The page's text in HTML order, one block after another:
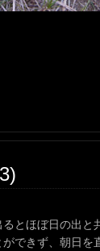
とほぼ日の出と
できず、朝日